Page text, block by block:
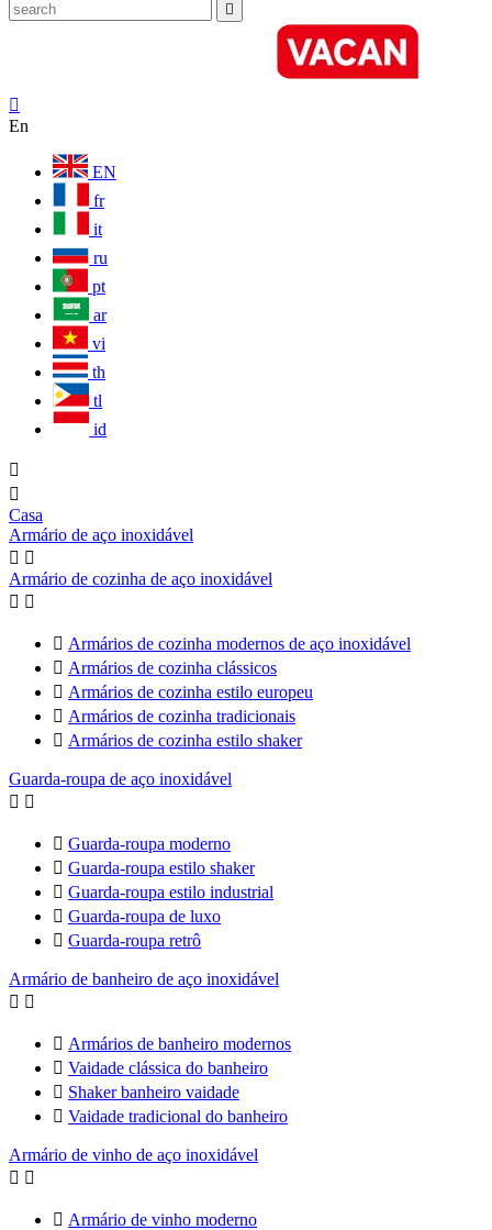


En
EN
fr
it
ru
pt
ar
vi
th
tl
id


Casa
Armário de aço inoxidável
 
Armário de cozinha de aço inoxidável
 
 Armários de cozinha modernos de aço inoxidável
 Armários de cozinha clássicos
 Armários de cozinha estilo europeu
 Armários de cozinha tradicionais
 Armários de cozinha estilo shaker
Guarda-roupa de aço inoxidável
 
 Guarda-roupa moderno
 Guarda-roupa estilo shaker
 Guarda-roupa estilo industrial
 Guarda-roupa de luxo
 Guarda-roupa retrô
Armário de banheiro de aço inoxidável
 
 Armários de banheiro modernos
 Vaidade clássica do banheiro
 Shaker banheiro vaidade
 Vaidade tradicional do banheiro
Armário de vinho de aço inoxidável
 
 Armário de vinho moderno